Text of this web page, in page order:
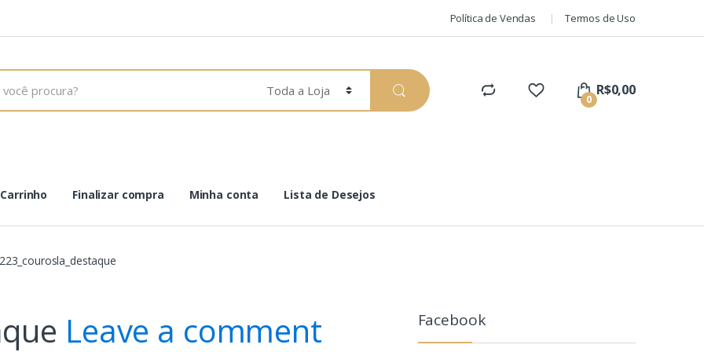
Política de Vendas Termos de Uso
0
R$0,00
Carrinho Finalizar compra Minha conta Lista de Desejos
223_courosla_destaque
Leave a comment Facebook